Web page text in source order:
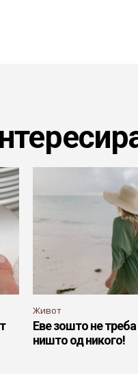
Живот
Еве зошто не
ништо од никого!